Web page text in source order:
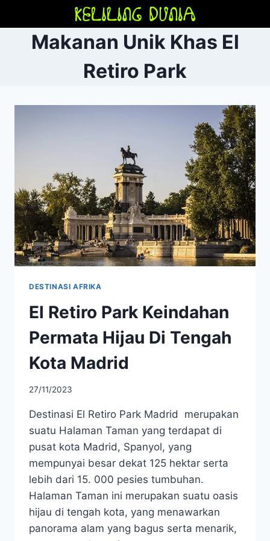
contentMakanan Unik Khas El
Retiro Park
DESTINASI AFRIKA
El Retiro Park Keindahan
Permata Hijau Di Tengah
Kota Madrid
27/11/2023
Destinasi El Retiro Park Madrid merupakan
suatu Halaman Taman yang terdapat di
pusat kota Madrid, Spanyol, yang
mempunyai besar dekat 125 hektar serta
lebih dari 15. 000 pesies tumbuhan.
Halaman Taman ini merupakan suatu oasis
hijau di tengah kota, yang menawarkan
panorama alam yang bagus serta menarik,